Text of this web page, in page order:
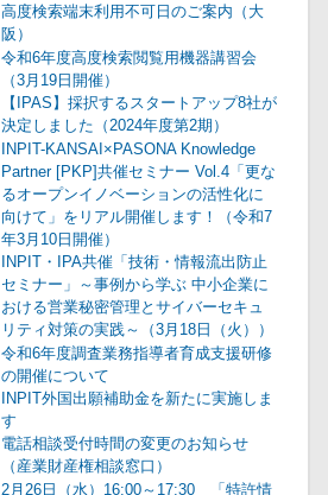
高度検索端末利用不可日のご案内（大
阪）
令和6年度高度検索閲覧用機器講習会
（3月19日開催）
【IPAS】採択するスタートアップ8社が
決定しました（2024年度第2期）
INPIT-KANSAI×PASONA Knowledge
Partner [PKP]共催セミナー Vol.4「更な
るオープンイノベーションの活性化に
向けて」をリアル開催します！（令和7
年3月10日開催）
INPIT・IPA共催「技術・情報流出防止
セミナー」～事例から学ぶ 中小企業に
おける営業秘密管理とサイバーセキュ
リティ対策の実践～（3月18日（火））
令和6年度調査業務指導者育成支援研修
の開催について
INPIT外国出願補助金を新たに実施しま
す
電話相談受付時間の変更のお知らせ
（産業財産権相談窓口）
2月26日（水）16:00～17:30 「特許情